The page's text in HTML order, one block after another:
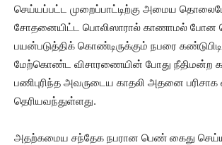
செய்யப்பட்ட முறைப்பாட்டிற்கு அமைய
சோதனையிட்ட பொலிஸாரால் காணாமல் போன
பயன்படுத்திக் கொண்டிருக்கும் நபரை
மேற்கொண்ட விசாரணையின் போது நீதிமன்ற
பணிபுரிந்த அவருடைய காதலி அதனை
தெரியவந்துள்ளது.
அதற்கமைய சந்தேக நபரான பெண் கைது